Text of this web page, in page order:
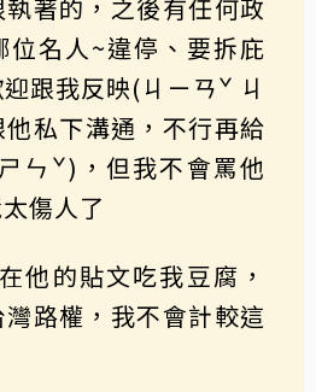
著的，之後有任何政
位名人~違停、要拆庇
跟我反映(ㄐㄧㄢˇ ㄐ
私下溝通，不行再給
ㄣˇ)，但我不會罵他
傷人了
他的貼文吃我豆腐，
路權，我不會計較這